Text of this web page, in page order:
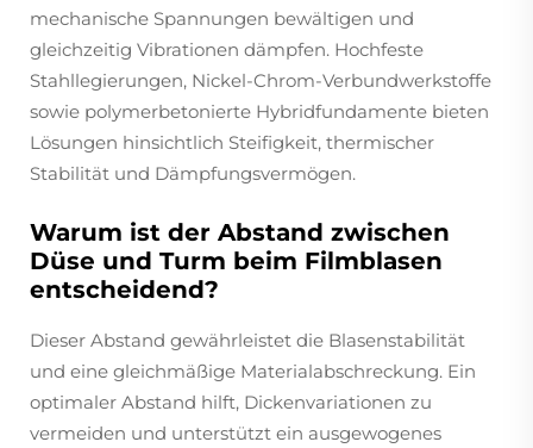
mechanische Spannungen bewältigen und
gleichzeitig Vibrationen dämpfen. Hochfeste
Stahllegierungen, Nickel-Chrom-Verbundwerkstoffe
sowie polymerbetonierte Hybridfundamente bieten
Lösungen hinsichtlich Steifigkeit, thermischer
Stabilität und Dämpfungsvermögen.
Warum ist der Abstand zwischen
Düse und Turm beim Filmblasen
entscheidend?
Dieser Abstand gewährleistet die Blasenstabilität
und eine gleichmäßige Materialabschreckung. Ein
optimaler Abstand hilft, Dickenvariationen zu
vermeiden und unterstützt ein ausgewogenes